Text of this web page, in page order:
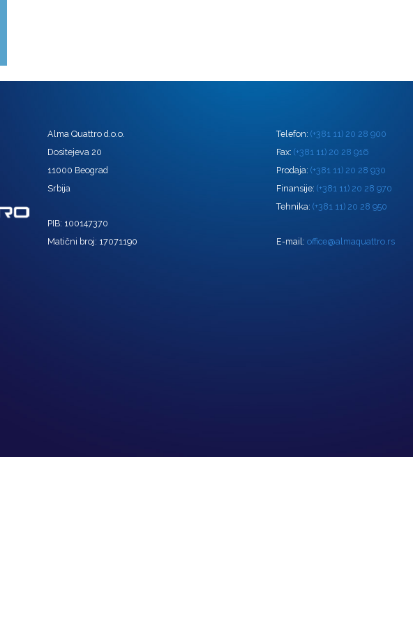
Alma Quattro d.o.o.
Dositejeva 20
11000 Beograd
Srbija
PIB: 100147370
Matični broj: 17071190
Telefon: (+381 11) 20 28 900
Fax: (+381 11) 20 28 916
Prodaja: (+381 11) 20 28 930
Finansije: (+381 11) 20 28 970
Tehnika: (+381 11) 20 28 950
E-mail: office@almaquattro.rs